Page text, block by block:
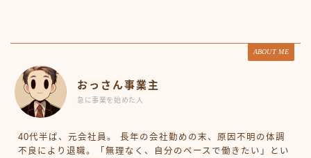
ABOUT ME
おっさん事業主
急に事業を始めた人
40代半ば、元会社員。 長年の会社勤めの末、原因不明の体調
不良により退職。「無理なく、自分のペースで働きたい」とい